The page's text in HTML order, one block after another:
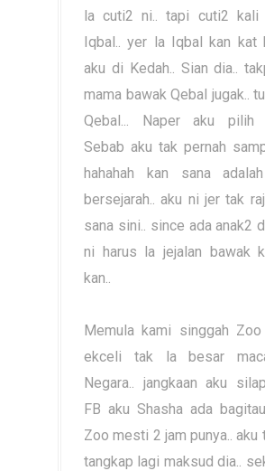
la cuti2 ni.. tapi cuti2 kali
Iqbal.. yer la Iqbal kan kat
aku di Kedah.. Sian dia..
mama bawak Qebal jugak..
Qebal... Naper aku pilih
Sebab aku tak pernah
hahahah kan sana
bersejarah.. aku ni jer tak
sana sini.. since ada anak2
ni harus la jejalan bawak
kan..
Memula kami singgah Zoo
ekceli tak la besar
Negara.. jangkaan aku
FB aku Shasha ada
Zoo mesti 2 jam punya.. aku
tangkap lagi maksud dia..